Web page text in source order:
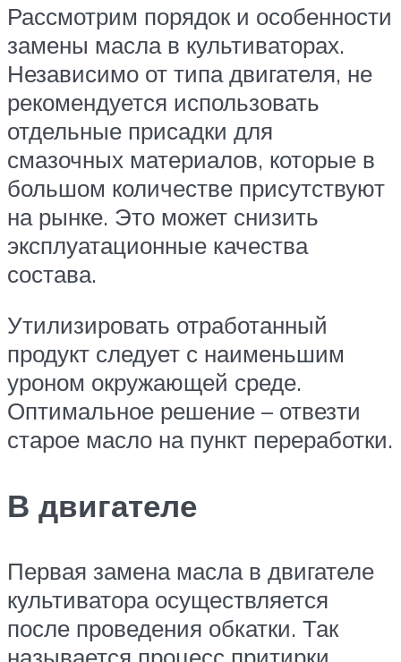
Рассмотрим порядок и особенности
замены масла в культиваторах.
Независимо от типа двигателя, не
рекомендуется использовать
отдельные присадки для
смазочных материалов, которые в
большом количестве присутствуют
на рынке. Это может снизить
эксплуатационные качества
состава.
Утилизировать отработанный
продукт следует с наименьшим
уроном окружающей среде.
Оптимальное решение – отвезти
старое масло на пункт переработки.
В двигателе
Первая замена масла в двигателе
культиватора осуществляется
после проведения обкатки. Так